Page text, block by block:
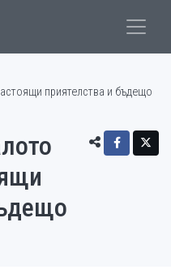
приятелства и бъдещо